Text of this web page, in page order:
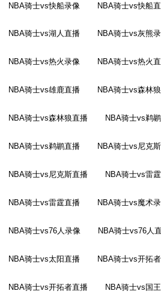
NBA骑士vs快船录像 NBA骑士vs快船
NBA骑士vs湖人直播 NBA骑士vs灰熊
NBA骑士vs热火录像 NBA骑士vs热火
NBA骑士vs雄鹿直播 NBA骑士vs森林
NBA骑士vs森林狼直播 NBA骑士vs鹈
NBA骑士vs鹈鹕直播 NBA骑士vs尼克
NBA骑士vs尼克斯直播 NBA骑士vs雷
NBA骑士vs雷霆直播 NBA骑士vs魔术
NBA骑士vs76人录像 NBA骑士vs76人
NBA骑士vs太阳直播 NBA骑士vs开拓
NBA骑士vs开拓者直播 NBA骑士vs国